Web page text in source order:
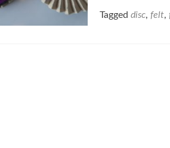
Tagged disc, felt,